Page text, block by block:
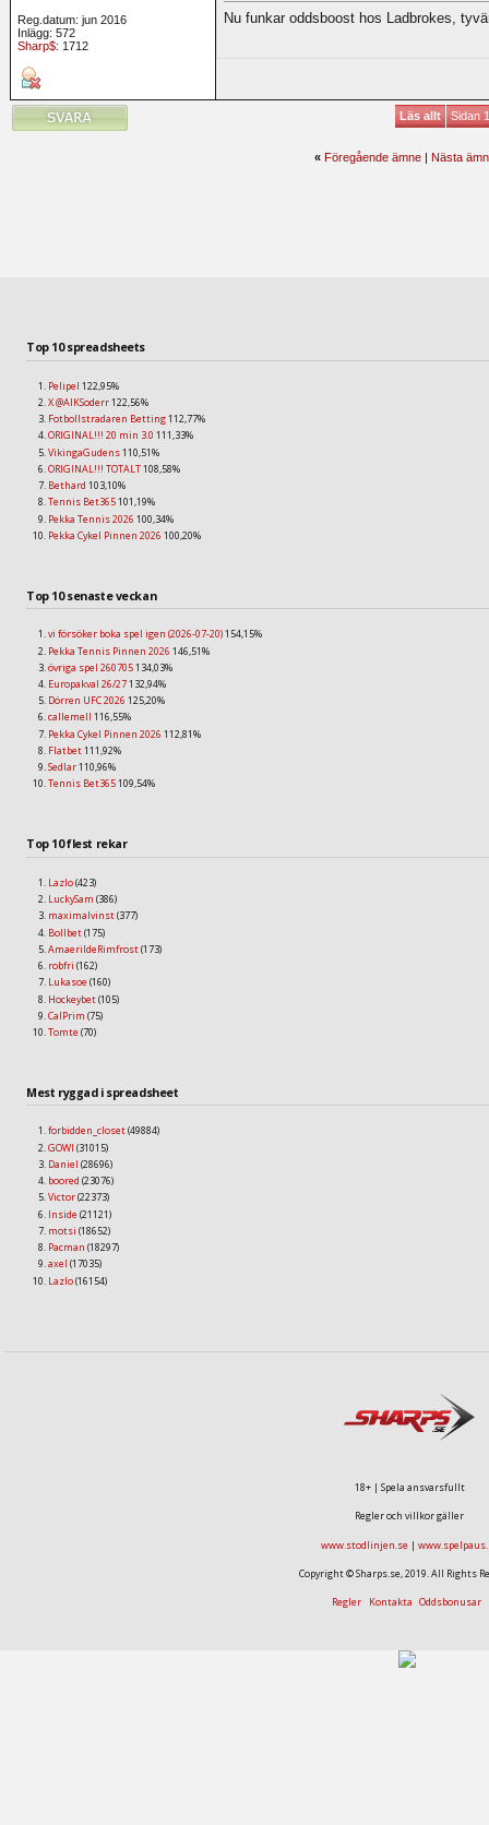
Reg.datum: jun 2016
Inlägg: 572
Sharp$: 1712
Nu funkar oddsboost hos Ladbrokes,
Läs allt Sidan
« Föregående ämne| Nästa
Top 10 spreadsheets
Pelipel 122,95%
X @AIKSoderr122,56%
Fotbollstradaren Betting112,77%
ORIGINAL!!! 20 min 3.0 111,33%
VikingaGudens110,51%
ORIGINAL!!! TOTALT108,58%
Bethard 103,10%
Tennis Bet365101,19%
Pekka Tennis 2026 100,34%
Pekka Cykel Pinnen 2026 100,20%
Top 10 senaste veckan
vi försöker boka spel igen (2026-07-20)154,15%
Pekka Tennis Pinnen 2026 146,51%
övriga spel 260705134,03%
Europakval 26/27132,94%
Dörren UFC 2026 125,20%
callemell 116,55%
Pekka Cykel Pinnen 2026 112,81%
Flatbet111,92%
Sedlar110,96%
Tennis Bet365109,54%
Top 10 flest rekar
Lazlo(423)
LuckySam (386)
maximalvinst(377)
Bollbet(175)
AmaerildeRimfrost(173)
robfri (162)
Lukasoe (160)
Hockeybet(105)
CalPrim (75)
Tomte (70)
Mest ryggad i spreadsheet
forbidden_closet(49884)
GOWI (31015)
Daniel (28696)
boored (23076)
Victor(22373)
Inside (21121)
motsi (18652)
Pacman (18297)
axel (17035)
Lazlo(16154)
18+ | Spela ansvarsfullt
Regler och villkor gäller
www.stodlinjen.se |
Copyright © Sharps.se, 2019. All Rights
Regler Kontakta Oddsbonusar